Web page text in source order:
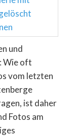
und
Wie oft
vom letzten
ist daher
Fotos am